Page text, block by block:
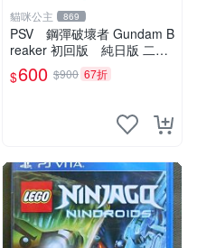
貓咪公主 869
PSV 鋼彈破壞者 Gundam B
reaker 初回版 純日版 二手
品
$600 $900 67折